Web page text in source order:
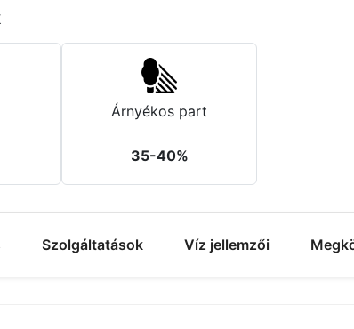
Árnyékos part
35-40%
Szolgáltatások Víz jellemzői